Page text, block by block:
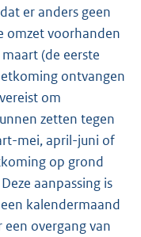
er anders geen
omzet voorhanden
(de eerste
ontvangen
om
zetten tegen
mei, april-juni of
op grond
aanpassing is
kalendermaand
overgang van